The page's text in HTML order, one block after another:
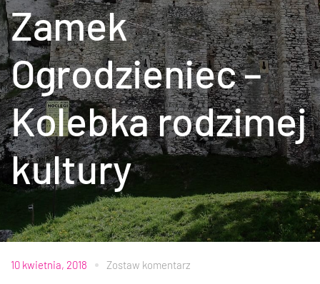
Zamek
Ogrodzieniec –
Kolebka rodzimej
kultury
10 kwietnia, 2018 Zostaw komentarz